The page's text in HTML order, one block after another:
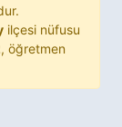
ilçesi nüfusu
, öğretmen